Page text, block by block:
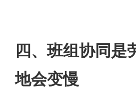
四、班组协同是
地会变慢